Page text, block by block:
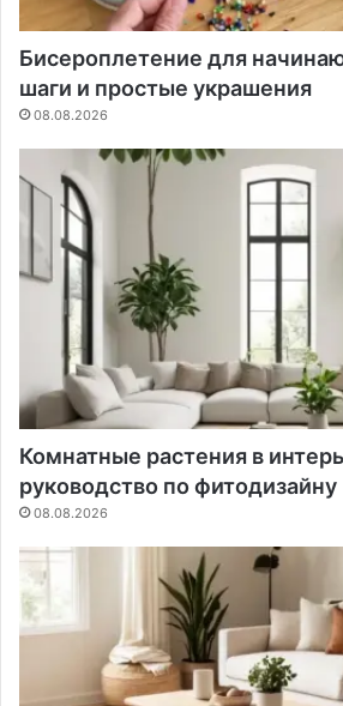
Бисероплетение для
шаги и простые украшения
08.08.2026
Комнатные растения в
руководство по фитодизайну
08.08.2026